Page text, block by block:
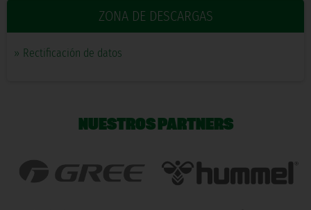
ZONA DE DESCARGAS
» Rectificación de datos
NUESTROS PARTNERS